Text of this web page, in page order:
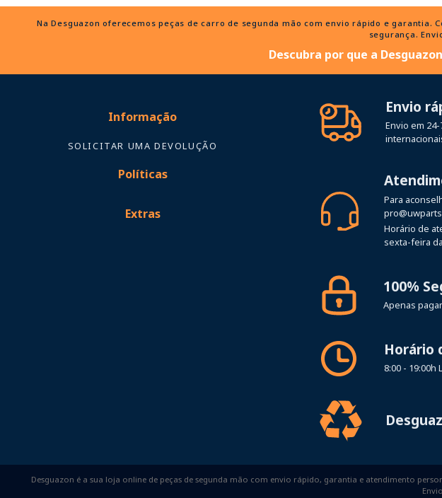
Na Desguazon oferecemos peças de carro de segunda mão com envio rápido e
segurança.
Descubra por que a
Informação
SOLICITAR UMA DEVOLUÇÃO
Políticas
Extras
Envio
Envio em
Para
Horário de
sexta-feira
100%
Apenas
Horário
8:00 - 19:00h
Desguazon é a sua loja online de peças de segunda mão com envio rápido, garantia e atendimento